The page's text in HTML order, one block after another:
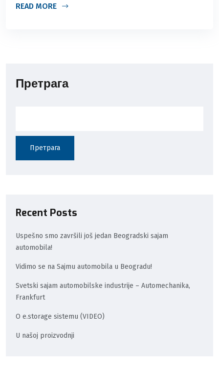
READ MORE
Претрага
Претрага
Recent Posts
Uspešno smo završili još jedan Beogradski sajam
automobila!
Vidimo se na Sajmu automobila u Beogradu!
Svetski sajam automobilske industrije – Automechanika,
Frankfurt
O e.storage sistemu (VIDEO)
U našoj proizvodnji